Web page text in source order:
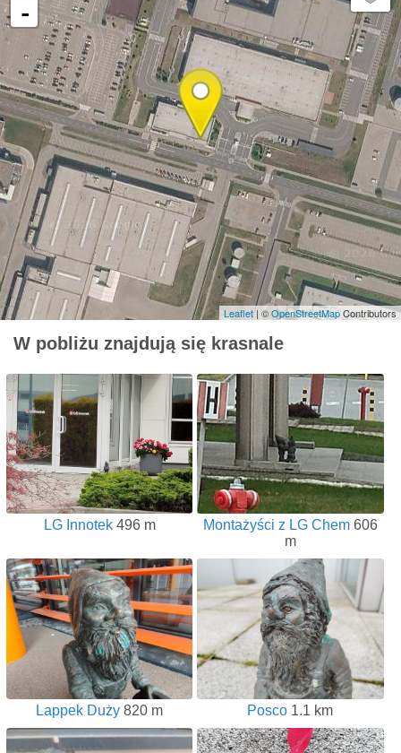
-
Leaflet| ©OpenStreetMapContributors
W pobliżu znajdują się krasnale
LG Innotek496 m Montażyści z LG Chem606
m
Lappek Duży 820 m Posco 1.1 km